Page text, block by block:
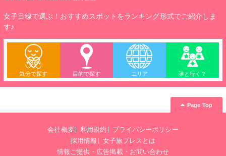
女子目線で選ぶ！おすすめスポットをランキング形式でご紹介しま
す♪
気分で探す 目的で探す エリア 誰と行く？
Page Top
会社概要 利用規約
プライバシーポリシー
採用情報
女子旅プレスとは
情報ご提供・広告掲載・お問い合わせ